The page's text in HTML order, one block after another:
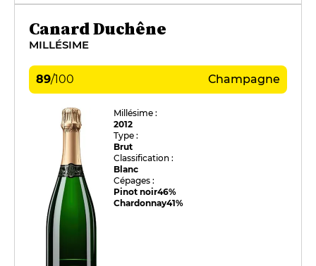
Canard Duchêne
MILLÉSIME
89/100 Champagne
Millésime :
2012
Type :
Brut
Classification :
Blanc
Cépages :
Pinot noir46%
Chardonnay41%